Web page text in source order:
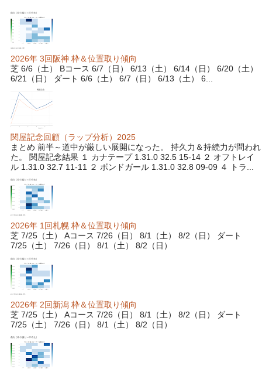
2026年 3回阪神 枠＆位置取り傾向
芝 6/6（土） Bコース 6/7（日） 6/13（土） 6/14（日） 6/20（土）
6/21（日） ダート 6/6（土） 6/7（日） 6/13（土） 6...
関屋記念回顧（ラップ分析）2025
まとめ 前半～道中が厳しい展開になった。 持久力＆持続力が問われ
た。 関屋記念結果 １ カナテープ 1.31.0 32.5 15-14 ２ オフトレイ
ル 1.31.0 32.7 11-11 ２ ボンドガール 1.31.0 32.8 09-09 ４ トラ...
2026年 1回札幌 枠＆位置取り傾向
芝 7/25（土） Aコース 7/26（日） 8/1（土） 8/2（日） ダート
7/25（土） 7/26（日） 8/1（土） 8/2（日）
2026年 2回新潟 枠＆位置取り傾向
芝 7/25（土） Aコース 7/26（日） 8/1（土） 8/2（日） ダート
7/25（土） 7/26（日） 8/1（土） 8/2（日）